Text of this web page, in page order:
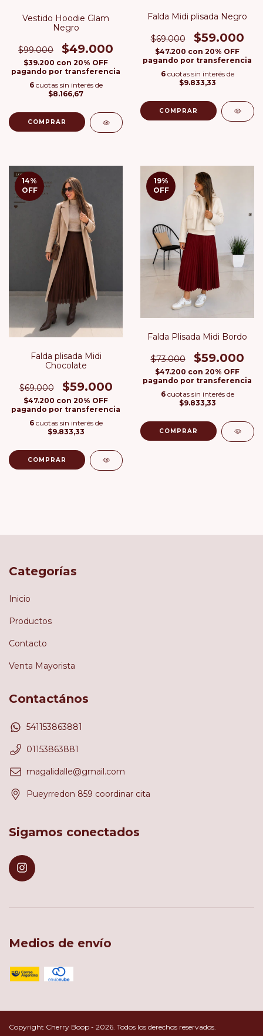
Vestido Hoodie Glam
Negro
$99.000 $49.000
$39.200 con 20% OFF
pagando por transferencia
6 cuotas sin interés de
$8.166,67
COMPRAR
Falda Midi plisada Negro
$69.000 $59.000
$47.200 con 20% OFF
pagando por transferencia
6 cuotas sin interés de
$9.833,33
COMPRAR
14%
OFF
Falda plisada Midi
Chocolate
$69.000 $59.000
$47.200 con 20% OFF
pagando por transferencia
6 cuotas sin interés de
$9.833,33
COMPRAR
19%
OFF
Falda Plisada Midi Bordo
$73.000 $59.000
$47.200 con 20% OFF
pagando por transferencia
6 cuotas sin interés de
$9.833,33
COMPRAR
Categorías
Inicio
Productos
Contacto
Venta Mayorista
Contactános
541153863881
01153863881
magalidalle@gmail.com
Pueyrredon 859 coordinar cita
Sigamos conectados
Medios de envío
Copyright Cherry Boop - 2026. Todos los derechos reservados.